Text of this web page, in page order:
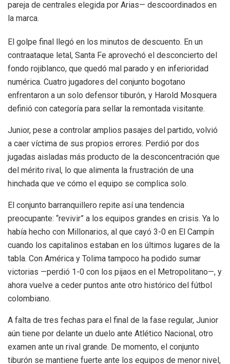
pareja de centrales elegida por Arias— descoordinados en
la marca.
El golpe final llegó en los minutos de descuento. En un
contraataque letal, Santa Fe aprovechó el desconcierto del
fondo rojiblanco, que quedó mal parado y en inferioridad
numérica. Cuatro jugadores del conjunto bogotano
enfrentaron a un solo defensor tiburón, y Harold Mosquera
definió con categoría para sellar la remontada visitante.
Junior, pese a controlar amplios pasajes del partido, volvió
a caer víctima de sus propios errores. Perdió por dos
jugadas aisladas más producto de la desconcentración que
del mérito rival, lo que alimenta la frustración de una
hinchada que ve cómo el equipo se complica solo.
El conjunto barranquillero repite así una tendencia
preocupante: “revivir” a los equipos grandes en crisis. Ya lo
había hecho con Millonarios, al que cayó 3-0 en El Campín
cuando los capitalinos estaban en los últimos lugares de la
tabla. Con América y Tolima tampoco ha podido sumar
victorias —perdió 1-0 con los pijaos en el Metropolitano—, y
ahora vuelve a ceder puntos ante otro histórico del fútbol
colombiano.
A falta de tres fechas para el final de la fase regular, Junior
aún tiene por delante un duelo ante Atlético Nacional, otro
examen ante un rival grande. De momento, el conjunto
tiburón se mantiene fuerte ante los equipos de menor nivel,